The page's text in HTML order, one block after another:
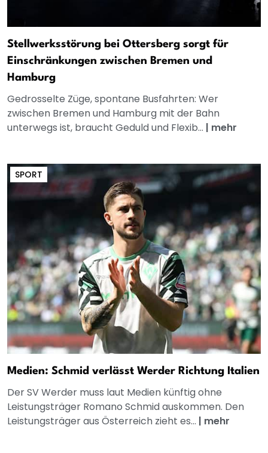
Stellwerksstörung bei Ottersberg sorgt für
Einschränkungen zwischen Bremen und
Hamburg
Gedrosselte Züge, spontane Busfahrten: Wer
zwischen Bremen und Hamburg mit der Bahn
unterwegs ist, braucht Geduld und Flexib... | mehr
SPORT
Medien: Schmid verlässt Werder Richtung Italien
Der SV Werder muss laut Medien künftig ohne
Leistungsträger Romano Schmid auskommen. Den
Leistungsträger aus Österreich zieht es... | mehr